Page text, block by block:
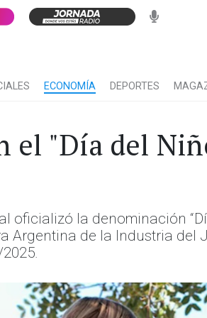
ECONOMÍA DEPORTES
el "Día del
oficializó la denominación
Argentina de la Industria del